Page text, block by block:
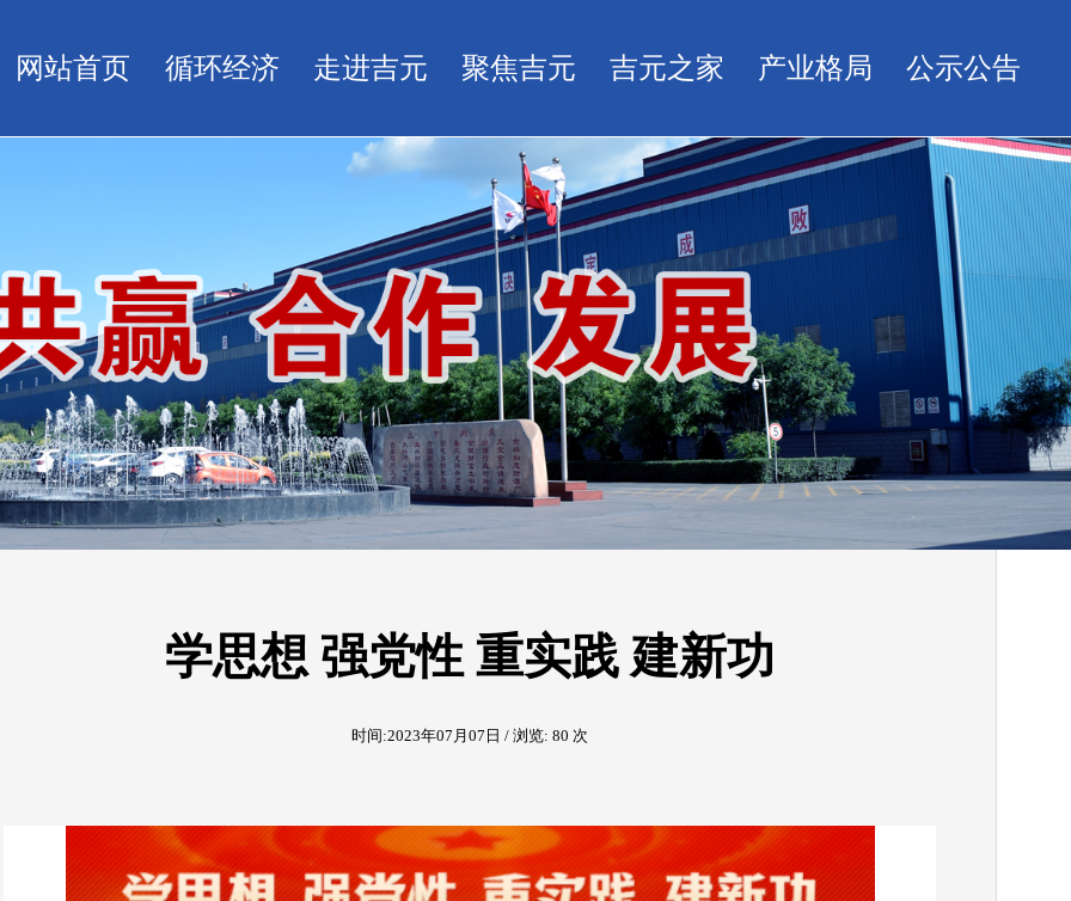
网站首页 循环经济 走进吉元 聚焦吉元 吉元之家 产业格局 公示公告
学思想 强党性 重实践 建新功
时间:2023年07月07日 / 浏览: 80 次